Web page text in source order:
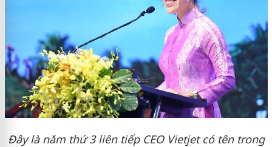
Đây là năm thứ 3 liên tiếp CEO Vietjet có tên trong